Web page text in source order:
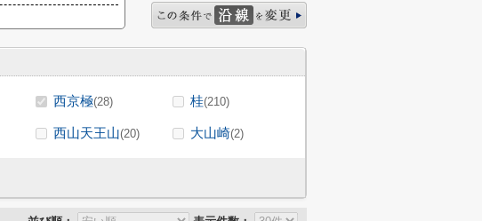
西京極(28) 桂(210)
西山天王山(20) 大山崎(2)